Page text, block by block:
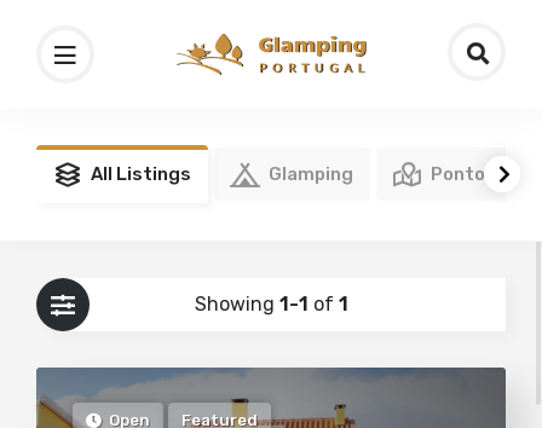
All Listings Glamping Pontos de
Showing 1-1 of 1
Open Featured